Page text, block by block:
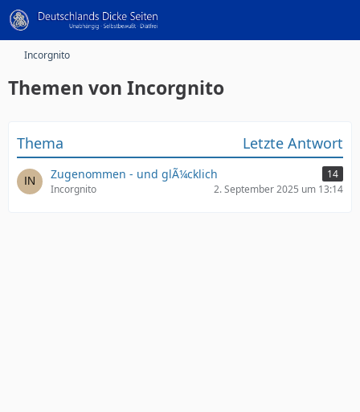
Incorgnito
Themen von Incorgnito
Thema Letzte Antwort
Zugenommen - und glÃ¼cklich
14
Incorgnito
2. September 2025 um 13:14